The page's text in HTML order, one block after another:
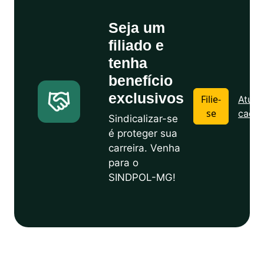
Seja um
filiado e
tenha
benefício
exclusivos
Sindicalizar-se
é proteger sua
carreira. Venha
para o
SINDPOL-MG!
Filie-
se